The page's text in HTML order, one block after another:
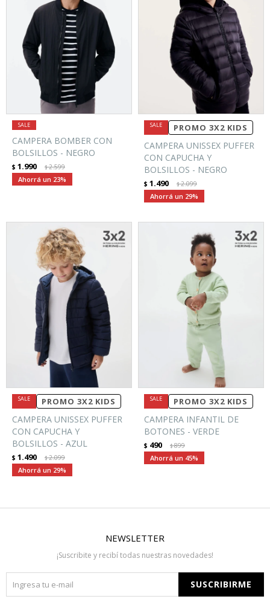
CAMPERA BOMBER CON
BOLSILLOS - NEGRO
$ 1.990 $2.599
23
PROMO 3X2 KIDS
CAMPERA UNISSEX PUFFER
CON CAPUCHA Y
BOLSILLOS - NEGRO
$ 1.490 $2.099
29
PROMO 3X2 KIDS
CAMPERA UNISSEX PUFFER
CON CAPUCHA Y
BOLSILLOS - AZUL
$ 1.490 $2.099
29
PROMO 3X2 KIDS
CAMPERA INFANTIL DE
BOTONES - VERDE
$ 490 $899
45
NEWSLETTER
¡Suscribite y recibí todas nuestras novedades!
SUSCRIBIRME